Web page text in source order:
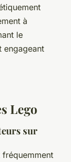
à
le
engageant
Lego
sur
fréquemment